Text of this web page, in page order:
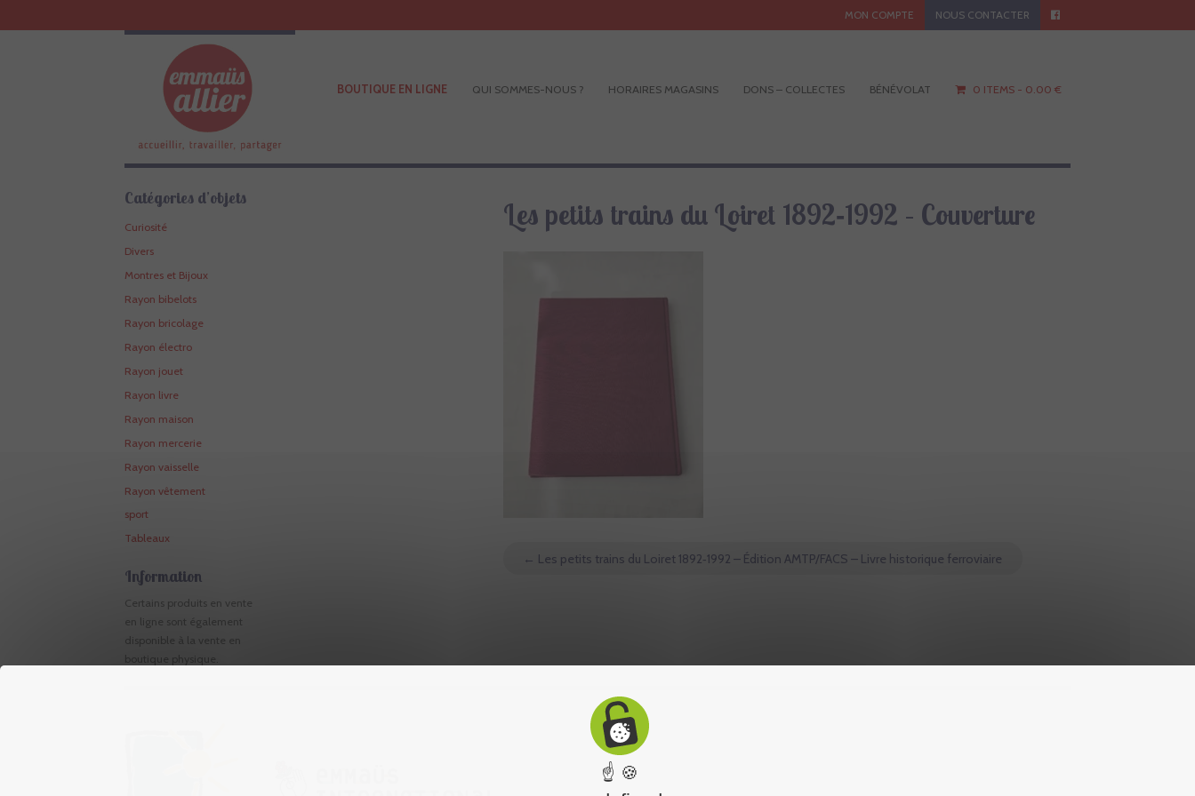
MON COMPTE NOUS CONTACTER
BOUTIQUE EN LIGNE QUI SOMMES-NOUS ? HORAIRES MAGASINS DONS – COLLECTES BÉNÉVOLAT 0 ITEMS - 0.00 €
Les petits trains du Loiret 1892‑1992 – Couverture
← Les petits trains du Loiret 1892‑1992 – Édition AMTP/FACS – Livre historique ferroviaire
Catégories d’objets
Curiosité
Divers
Montres et Bijoux
Rayon bibelots
Rayon bricolage
Rayon électro
Rayon jouet
Rayon livre
Rayon maison
Rayon mercerie
Rayon vaisselle
Rayon vêtement
sport
Tableaux
Information
Certains produits en vente
en ligne sont également
disponible à la vente en
boutique physique.
☝ 🍪